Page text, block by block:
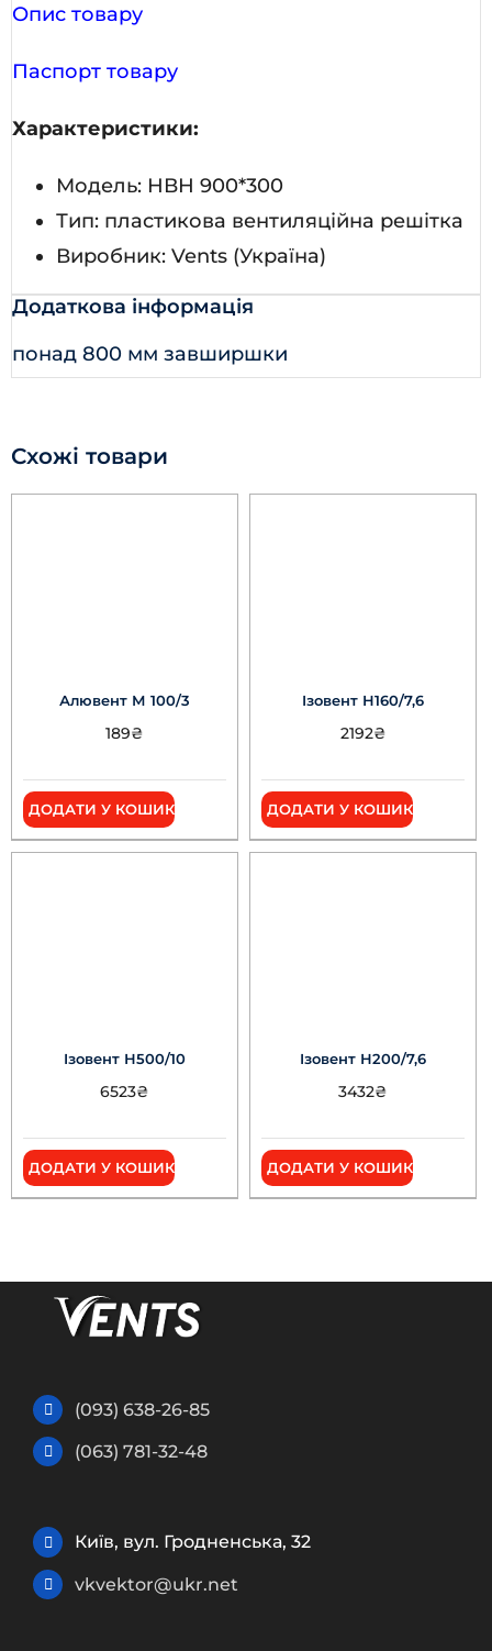
Опис товару
Паспорт товару
Характеристики:
Модель: НВН 900*300
Тип: пластикова вентиляційна решітка
Виробник: Vents (Україна)
Додаткова інформація
понад 800 мм завширшки
Схожі товари
Алювент М 100/3
189₴
ДОДАТИ У КОШИК
Ізовент Н160/7,6
2192₴
ДОДАТИ У КОШИК
Ізовент Н500/10
6523₴
ДОДАТИ У КОШИК
Ізовент Н200/7,6
3432₴
ДОДАТИ У КОШИК
(093) 638-26-85
(063) 781-32-48
Київ, вул. Гродненська, 32
vkvektor@ukr.net